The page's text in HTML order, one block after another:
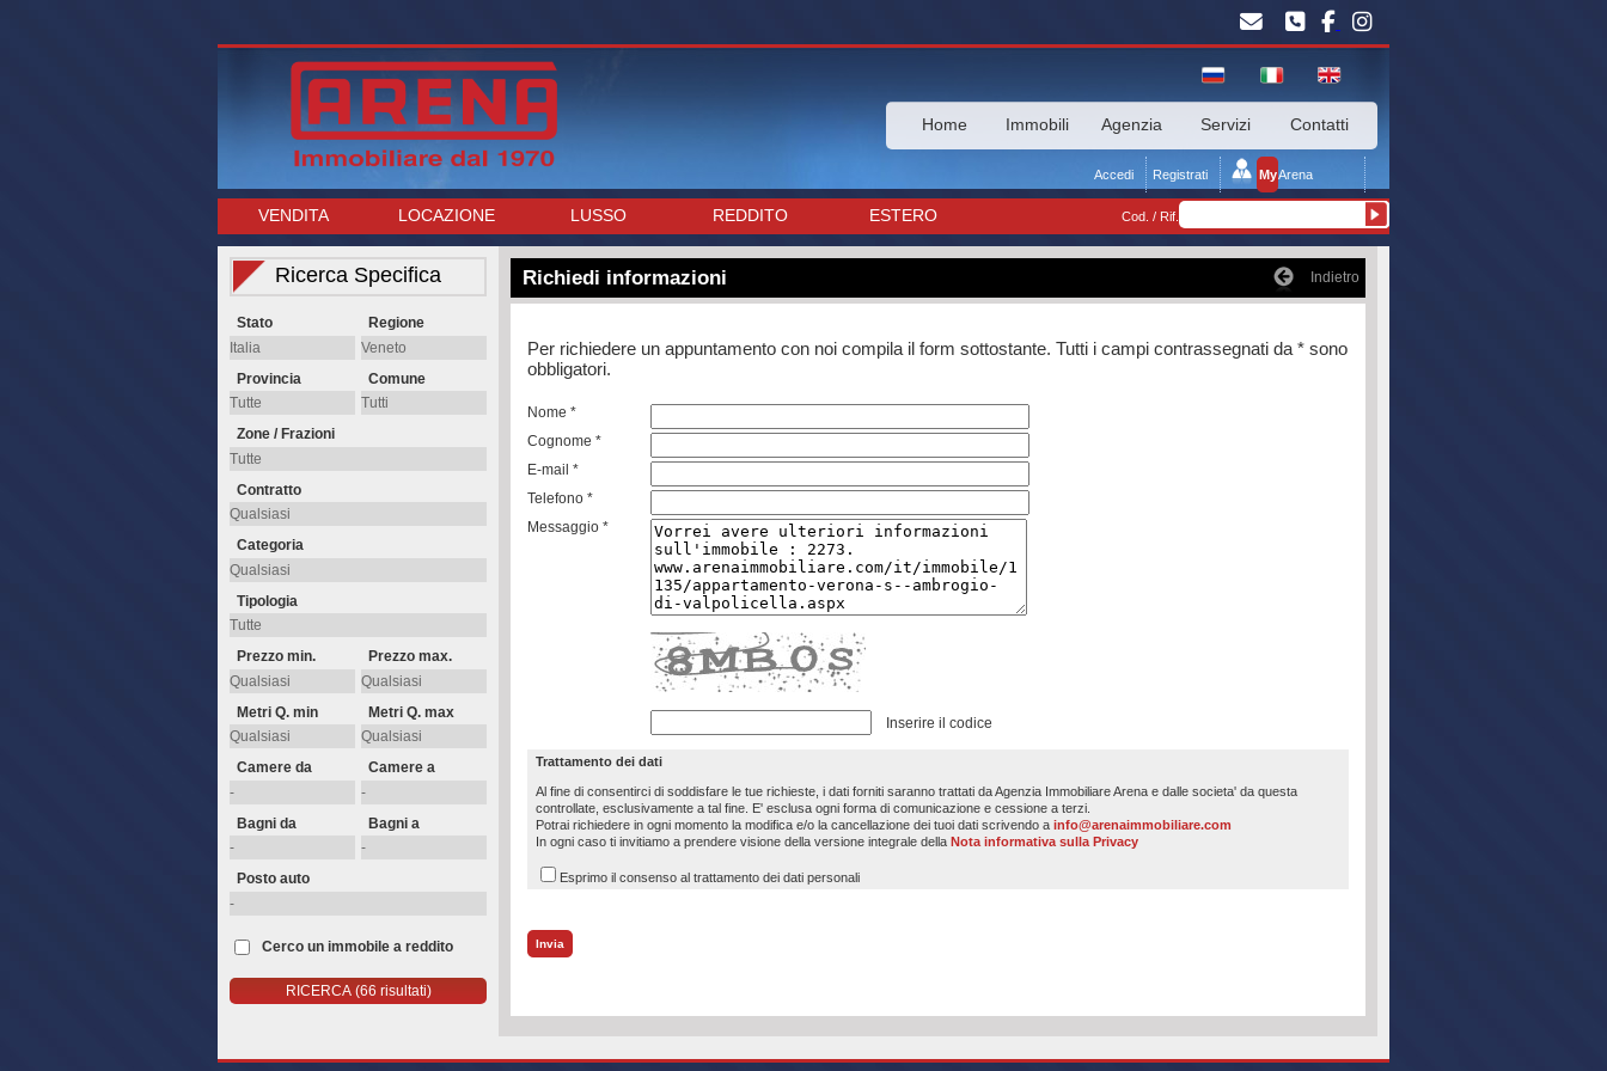
Home Immobili Agenzia Servizi Contatti
MyArena
Registrati
Accedi
VENDITA LOCAZIONE LUSSO REDDITO ESTERO Cod. / Rif.
Ricerca Specifica
Stato Regione
Provincia Comune
Zone / Frazioni
Contratto
Categoria
Tipologia
Prezzo min. Prezzo max.
Metri Q. min Metri Q. max
Camere da Camere a
Bagni da Bagni a
Posto auto
Cerco un immobile a reddito
Richiedi informazioni Indietro
Per richiedere un appuntamento con noi compila il form sottostante. Tutti i campi contrassegnati da * sono
obbligatori.
Nome *
Cognome *
E-mail *
Telefono *
Messaggio *
Inserire il codice
Trattamento dei dati
Al fine di consentirci di soddisfare le tue richieste, i dati forniti saranno trattati da Agenzia Immobiliare Arena e dalle societa' da questa
controllate, esclusivamente a tal fine. E' esclusa ogni forma di comunicazione e cessione a terzi.
Potrai richiedere in ogni momento la modifica e/o la cancellazione dei tuoi dati scrivendo ainfo@arenaimmobiliare.com
In ogni caso ti invitiamo a prendere visione della versione integrale dellaNota informativa sulla Privacy
Esprimo il consenso al trattamento dei dati personali